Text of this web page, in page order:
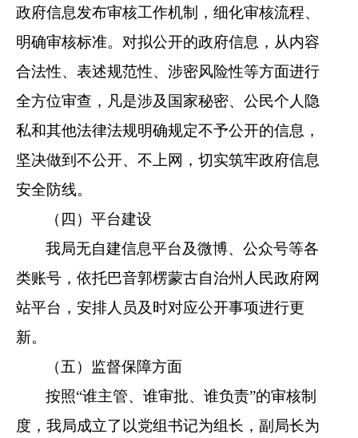
政府信息发布审核工作机制，细化审核流程、
明确审核标准。对拟公开的政府信息，从内容
合法性、表述规范性、涉密风险性等方面进行
全方位审查，凡是涉及国家秘密、公民个人隐
私和其他法律法规明确规定不予公开的信息，
坚决做到不公开、不上网，切实筑牢政府信息
安全防线。
（四）平台建设
我局无自建信息平台及微博、公众号等各
类账号，依托巴音郭楞蒙古自治州人民政府网
站平台，安排人员及时对应公开事项进行更
新。
（五）监督保障方面
按照“谁主管、谁审批、谁负责”的审核制
度， 我局成立了以党组书记为组长，副局长为